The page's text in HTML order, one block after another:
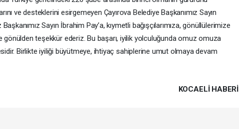
ve desteklerini esirgemeyen Çayırova Belediye Başkanımız Sayın
Sayın İbrahim Pay’a, kıymetli bağışçılarımıza, gönüllülerimize
teşekkür ederiz. Bu başarı, iyilik yolculuğunda omuz omuza
Birlikte iyiliği büyütmeye, ihtiyaç sahiplerine umut olmaya devam
KOCAELI HABERİ